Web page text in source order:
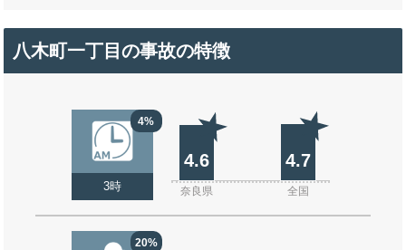
八木町一丁目の事故の特徴
4%
3時
4.6 4.7
奈良県 全国
20%